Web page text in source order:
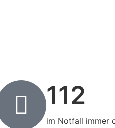
112
im Notfall immer